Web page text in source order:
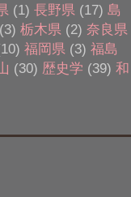
(1) 長野県 (17) 島
(3) 栃木県 (2) 奈良県
福岡県 (3) 福島
(30) 歴史学 (39) 和